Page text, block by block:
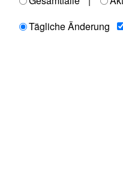
Tägliche Änderung